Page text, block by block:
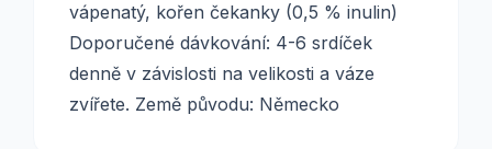
vápenatý, kořen čekanky (0,5 % inulin)
Doporučené dávkování: 4-6 srdíček
denně v závislosti na velikosti a váze
zvířete. Země původu: Německo